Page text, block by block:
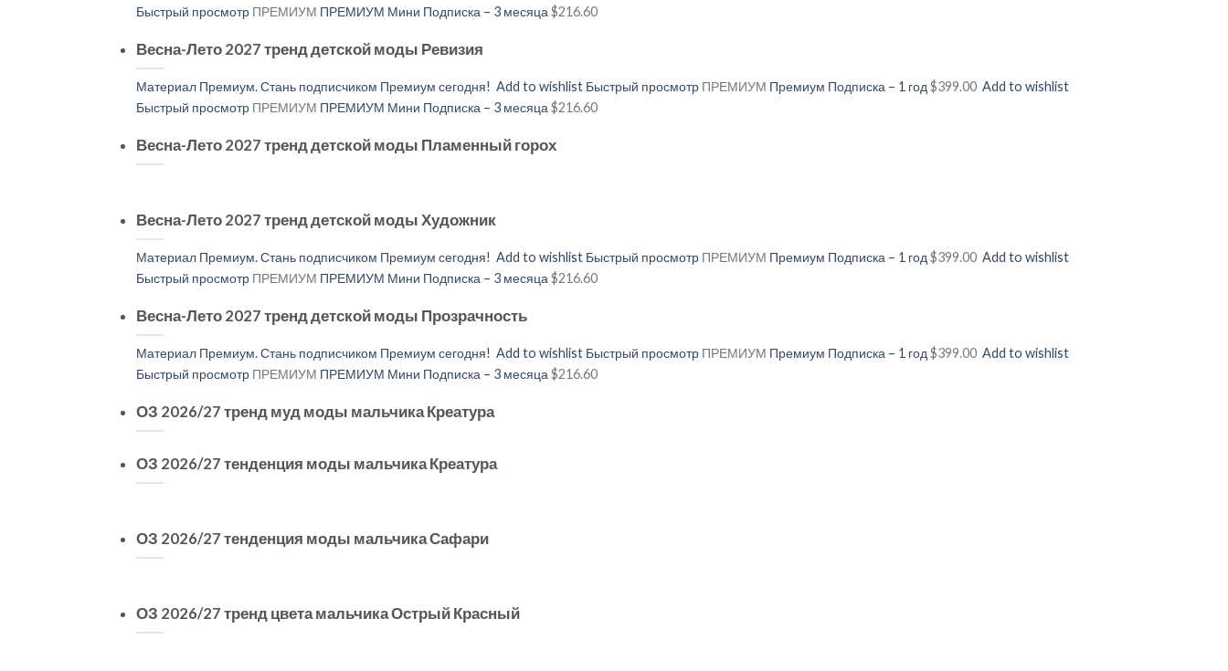
Быстрый просмотрПРЕМИУМ ПРЕМИУМ Мини Подписка – 3 месяца$216.60
Весна-Лето 2027 тренд детской моды Ревизия
Материал Премиум. Стань подписчиком Премиум сегодня! Add to wishlist Быстрый просмотрПРЕМИУМ Премиум Подписка – 1 год$399.00 Add to wishlist
Быстрый просмотрПРЕМИУМ ПРЕМИУМ Мини Подписка – 3 месяца$216.60
Весна-Лето 2027 тренд детской моды Пламенный горох
Весна-Лето 2027 тренд детской моды Художник
Материал Премиум. Стань подписчиком Премиум сегодня! Add to wishlist Быстрый просмотрПРЕМИУМ Премиум Подписка – 1 год$399.00 Add to wishlist
Быстрый просмотрПРЕМИУМ ПРЕМИУМ Мини Подписка – 3 месяца$216.60
Весна-Лето 2027 тренд детской моды Прозрачность
Материал Премиум. Стань подписчиком Премиум сегодня! Add to wishlist Быстрый просмотрПРЕМИУМ Премиум Подписка – 1 год$399.00 Add to wishlist
Быстрый просмотрПРЕМИУМ ПРЕМИУМ Мини Подписка – 3 месяца$216.60
ОЗ 2026/27 тренд муд моды мальчика Креатура
ОЗ 2026/27 тенденция моды мальчика Креатура
ОЗ 2026/27 тенденция моды мальчика Сафари
ОЗ 2026/27 тренд цвета мальчика Острый Красный